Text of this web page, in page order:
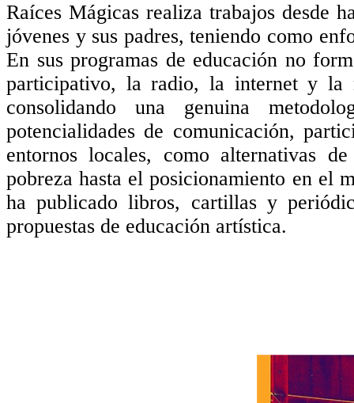
Raíces Mágicas realiza trabajos desde
jóvenes y sus padres, teniendo como
En sus programas de educación no
participativo, la radio, la internet y
consolidando una genuina
potencialidades de comunicación,
entornos locales, como alternativas
pobreza hasta el posicionamiento en el
ha publicado libros, cartillas y
propuestas de educación artística.